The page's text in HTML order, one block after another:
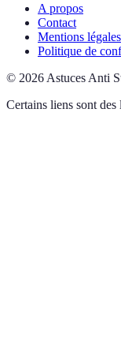
A propos
Contact
Mentions légales
Politique de
© 2026 Astuces Anti
Certains liens sont